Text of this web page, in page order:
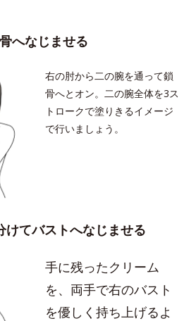
へなじませる
右の肘から二の腕を通って鎖
骨へとオン。二の腕全体を3ス
トロークで塗りきるイメージ
で行いましょう。
てバストへなじませる
手に残ったクリーム
を、両手で右のバスト
を優しく持ち上げるよ